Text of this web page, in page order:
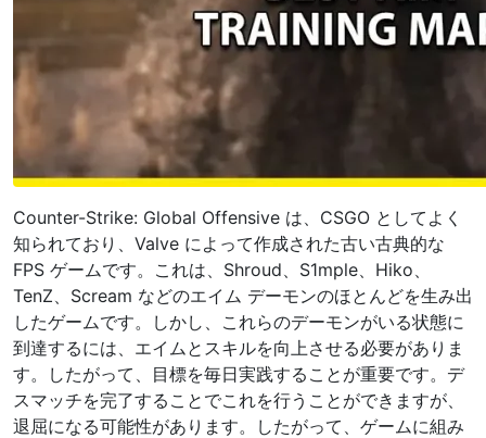
Counter-Strike: Global Offensive は、CSGO としてよく
知られており、Valve によって作成された古い古典的な
FPS ゲームです。これは、Shroud、S1mple、Hiko、
TenZ、Scream などのエイム デーモンのほとんどを生み出
したゲームです。しかし、これらのデーモンがいる状態に
到達するには、エイムとスキルを向上させる必要がありま
す。したがって、目標を毎日実践することが重要です。デ
スマッチを完了することでこれを行うことができますが、
退屈になる可能性があります。したがって、ゲームに組み